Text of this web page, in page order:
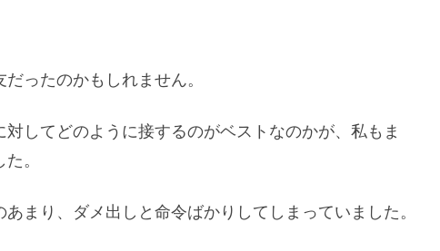
ったのかもしれません。
してどのように接するのがベストなのかが、私もま
。
まり、ダメ出しと命令ばかりしてしまっていました。